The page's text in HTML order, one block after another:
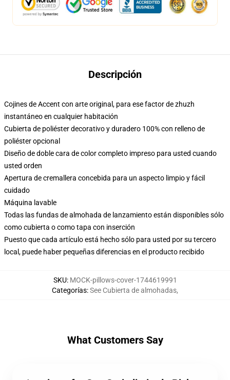
Descripción
Cojines de Accent con arte original, para ese factor de zhuzh
instantáneo en cualquier habitación
Cubierta de poliéster decorativo y duradero 100% con relleno de
poliéster opcional
Diseño de doble cara de color completo impreso para usted cuando
usted orden
Apertura de cremallera concebida para un aspecto limpio y fácil
cuidado
Máquina lavable
Todas las fundas de almohada de lanzamiento están disponibles sólo
como cubierta o como tapa con inserción
Puesto que cada artículo está hecho sólo para usted por su tercero
local, puede haber pequeñas diferencias en el producto recibido
SKU: MOCK-pillows-cover-1744619991
Categorías:See Cubierta de almohadas,
What Customers Say